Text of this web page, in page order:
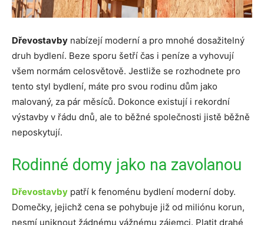
Dřevostavby nabízejí moderní a pro mnohé dosažitelný
druh bydlení. Beze sporu šetří čas i peníze a vyhovují
všem normám celosvětově. Jestliže se rozhodnete pro
tento styl bydlení, máte pro svou rodinu dům jako
malovaný, za pár měsíců. Dokonce existují i rekordní
výstavby v řádu dnů, ale to běžné společnosti jistě běžně
neposkytují.
Rodinné domy jako na zavolanou
Dřevostavby patří k fenoménu bydlení moderní doby.
Domečky, jejichž cena se pohybuje již od miliónu korun,
nesmí uniknout žádnému vážnému zájemci. Platit drahé